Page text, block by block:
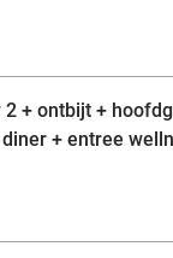
+ ontbijt +
+ entree